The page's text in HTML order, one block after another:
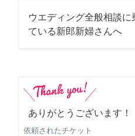
ウエディング全般相談に
ている新郎新婦さんへ
ありがとうございます！
依頼されたチケット